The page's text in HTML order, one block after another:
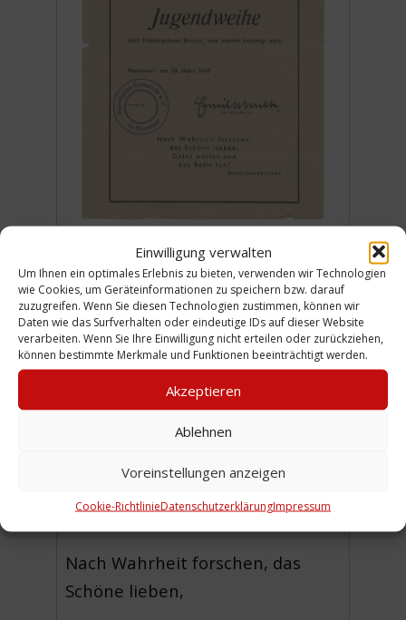
Einwilligung verwalten
Um Ihnen ein optimales Erlebnis zu bieten, verwenden wir Technologien
wie Cookies, um Geräteinformationen zu speichern bzw. darauf
zuzugreifen. Wenn Sie diesen Technologien zustimmen, können wir
Daten wie das Surfverhalten oder eindeutige IDs auf dieser Website
verarbeiten. Wenn Sie Ihre Einwilligung nicht erteilen oder zurückziehen,
können bestimmte Merkmale und Funktionen beeinträchtigt werden.
Akzeptieren
Ablehnen
Voreinstellungen anzeigen
Cookie-RichtlinieDatenschutzerklärungImpressum
Urkunde derFreireligiösen
Gemeinde zu Hannover e.V.zur
Vespermann. Gedruckte Vorlage
mit Eindruck, Stempel der
Freireligiösen Gemeinde und
Spruch von Moses Mendelssohn:
Nach Wahrheit forschen, das
Schöne lieben,